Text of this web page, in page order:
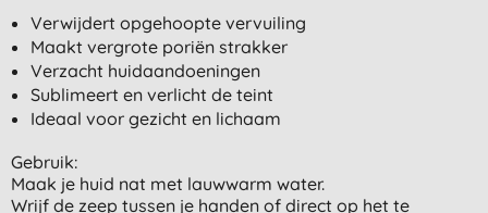
Verwijdert opgehoopte vervuiling
Maakt vergrote poriën strakker
Verzacht huidaandoeningen
Sublimeert en verlicht de teint
Ideaal voor gezicht en lichaam
Gebruik:
Maak je huid nat met lauwwarm water.
Wrijf de zeep tussen je handen of direct op het te